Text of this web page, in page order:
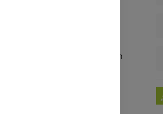
Zahlungs- & Versandbedingungen